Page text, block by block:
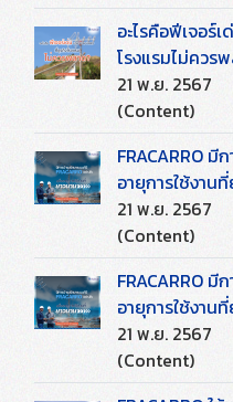
อะไรคือฟีเจอร์
โรงแรมไม่ควร
21 พ.ย. 2567
(Content)
FRACARRO มี
อายุการใช้งาน
21 พ.ย. 2567
(Content)
FRACARRO มี
อายุการใช้งาน
21 พ.ย. 2567
(Content)